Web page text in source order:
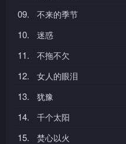
09. 不来的季节
10. 迷惑
11. 不拖不欠
12. 女人的眼泪
13. 犹豫
14. 千个太阳
15. 焚心以火